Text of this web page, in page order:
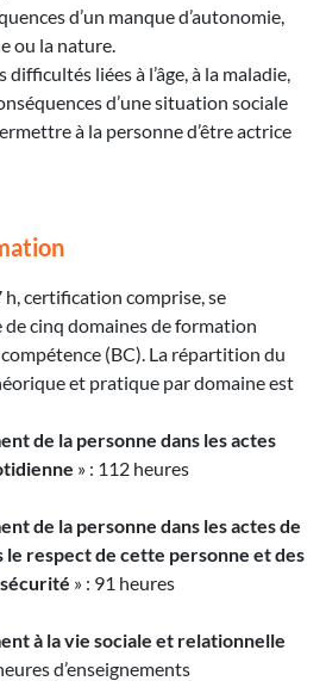
d’un manque d’autonomie,
ou la nature.
liées à l’âge, à la maladie,
d’une situation sociale
à la personne d’être actrice
certification comprise, se
cinq domaines de formation
(BC). La répartition du
et pratique par domaine est
de la personne dans les actes
» : 112 heures
de la personne dans les actes de
le respect de cette personne et des
» : 91 heures
à la vie sociale et relationnelle
d’enseignements